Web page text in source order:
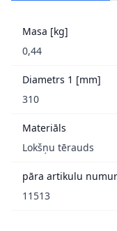
Masa [kg]
0,44
Diametrs 1 [mm]
310
Materiāls
Lokšņu tērauds
pāra artikulu
11513